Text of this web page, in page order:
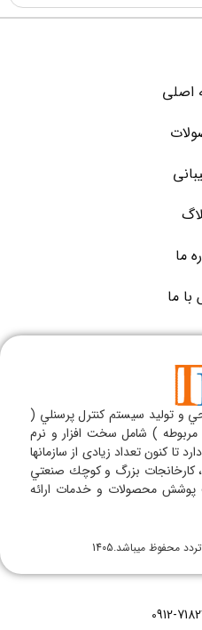
اصلی
ما
ما
و توليد سيستم كنترل پرسنلي (
) شامل سخت افزار و نرم
تا كنون تعداد زیادی از سازمانها
كارخانجات بزرگ و كوچك صنعتي
پوشش محصولات و خدمات ارائه
محفوظ میباشد.1405
0912-